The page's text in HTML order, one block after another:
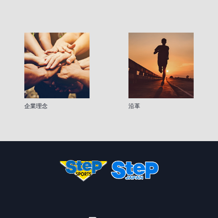
企業理念 沿革